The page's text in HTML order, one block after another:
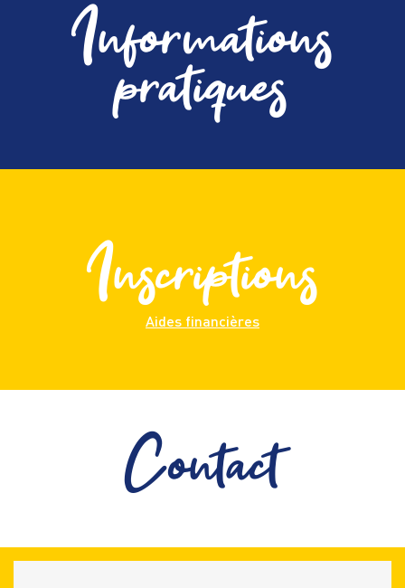
Informations
pratiques
Inscriptions
Aides financières
Contact